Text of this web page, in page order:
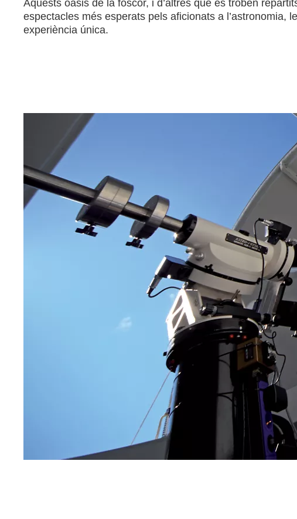
Aquests oasis de la foscor, i d’altres que es troben
espectacles més esperats pels aficionats a
experiència única.